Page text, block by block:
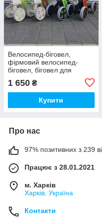
Велосипед-біговел,
фірмовий велосипед-
біговел, біговел для
1 650 ₴
Купити
Про нас
97% позитивних з 239
Працює з 28.01.2021
м. Харків
Харків, Україна
Контакти